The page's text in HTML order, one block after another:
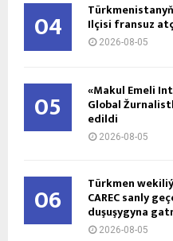
04 Ilçisi fransuz
2026-08-05
05 «Makul Emeli
Global
edildi
2026-08-05
06 Türkmen
CAREC sanly
duşuşygyna
2026-08-05